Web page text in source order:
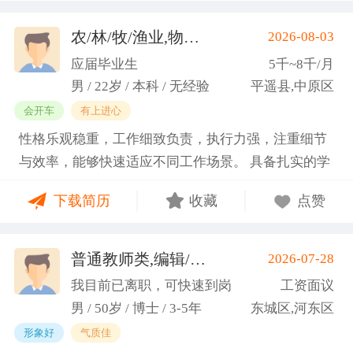
基金项目以及国家重大课题项目申报书的撰写。
（2）沟通能力强，2023年9月-2024年6月在研究生管
理办公室担任助管，主要负责硕士、博士研究生开
题、预答辩和正式答辩答辩秘书工作，同时负责研究
生入学复试相关工作，研究生日常事务管理工作，与
老师和同学多方沟通协调；2025年4月-2025年7月在
图书馆信息处担任助管，主要负责毕业生论文查重、
上传，毕业生信息核对，以及协助图书馆老师与学生
沟通举办各种活动。 （3）组织管理能力强，在读期
一百余人，并组织每天口语晨读活动，同时不定期举
办各种社团内部活动，如迎新、英语角等。
农/林/牧/渔业,物业管理,环保,物流/仓储,人事/行政/后勤
2026-08-03
应届毕业生
5千~8千/月
男 / 22岁 / 本科 / 无经验
平遥县,中原区
会开车 有上进心
性格乐观稳重，工作细致负责，执行力强，注重细节
与效率，能够快速适应不同工作场景。 具备扎实的学
路与良好的问题处理意识。 拥有较强的团队协作与跨
稳步成长并创造价值。
下载简历 收藏 点赞
普通教师类,编辑/出版/印刷 (刘先生)
2026-07-28
我目前已离职，可快速到岗
工资面议
男 / 50岁 / 博士 / 3-5年
东城区,河东区
形象好 气质佳